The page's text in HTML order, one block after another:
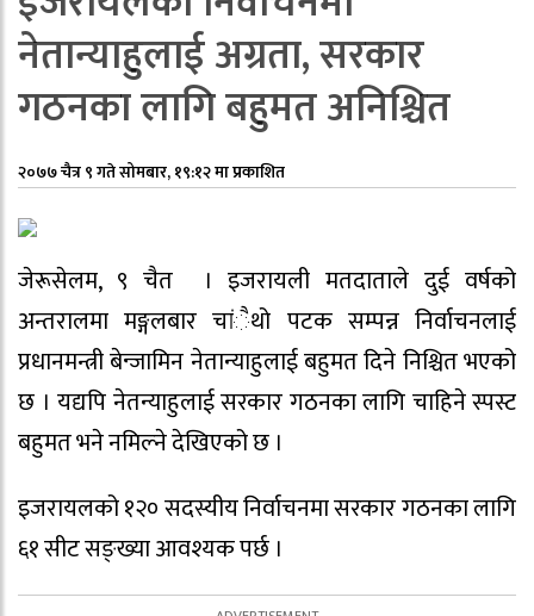
नेतान्याहुलाई अग्रता, सरकार
गठनका लागि बहुमत अनिश्चित
२०७७ चैत्र ९ गते सोमबार, १९:१२ मा प्रकाशित
जेरूसेलम, ९ चैत । इजरायली मतदाताले दुई वर्षको
अन्तरालमा मङ्गलबार चांैथो पटक सम्पन्न निर्वाचनलाई
प्रधानमन्त्री बेन्जामिन नेतान्याहुलाई बहुमत दिने निश्चित भएको
छ । यद्यपि नेतन्याहुलाई सरकार गठनका लागि चाहिने स्पस्ट
बहुमत भने नमिल्ने देखिएको छ ।
इजरायलको १२० सदस्यीय निर्वाचनमा सरकार गठनका लागि
६१ सीट सङ्ख्या आवश्यक पर्छ ।